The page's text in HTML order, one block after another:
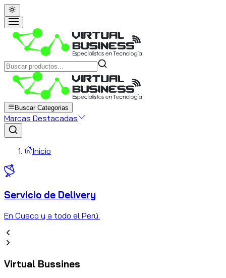
Buscar Categorias
Marcas Destacadas
Inicio
Servicio de Delivery
En Cusco y a todo el Perú.
Virtual Bussines